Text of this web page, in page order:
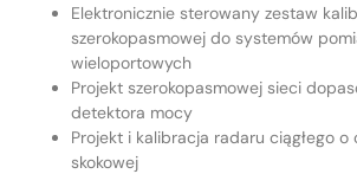
Elektronicznie sterowany zestaw
szerokopasmowej do systemów
wieloportowych
Projekt szerokopasmowej sieci
detektora mocy
Projekt i kalibracja radaru ciągłego
skokowej